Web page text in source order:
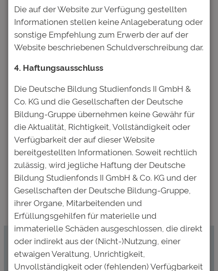
Website in diesem Browser für
meinen nächsten Kommentar
speichern.
← Vorheriger:
SchulhofBarometer
2017:
Bildungshintergrund
der Eltern
beeinflusst den
Werdegang von
Schülern
Nächster:
Deutsche
Bildung
Studienfonds
begibt dritte
Anleihe:
Zeichnungsfrist
beginnt
morgen →
Kommen Sie mit uns ins Gespräch.
Die auf der Website zur Verfügung gestellten
Informationen stellen keine Anlageberatung oder
sonstige Empfehlung zum Erwerb der auf der
Website beschriebenen Schuldverschreibung dar.
4. Haftungsausschluss
Die Deutsche Bildung Studienfonds II GmbH &
Co. KG und die Gesellschaften der Deutsche
Bildung-Gruppe übernehmen keine Gewähr für
die Aktualität, Richtigkeit, Vollständigkeit oder
Verfügbarkeit der auf dieser Website
bereitgestellten Informationen. Soweit rechtlich
zulässig, wird jegliche Haftung der Deutsche
Bildung Studienfonds II GmbH & Co. KG und der
Gesellschaften der Deutsche Bildung-Gruppe,
ihrer Organe, Mitarbeitenden und
Erfüllungsgehilfen für materielle und
immaterielle Schäden ausgeschlossen, die direkt
oder indirekt aus der (Nicht-)Nutzung, einer
etwaigen Veraltung, Unrichtigkeit,
Unvollständigkeit oder (fehlenden) Verfügbarkeit